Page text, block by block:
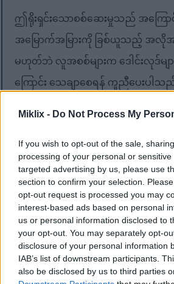
Miklix - Do Not Process My
If you wish to opt-out of the sale,
processing of your personal or
targeted advertising by us, please use
section to confirm your selection.
opt-out request is processed you may
interest-based ads based on personal
us or personal information disclosed to
your opt-out. You may separately opt-
disclosure of your personal information
IAB’s list of downstream participants.
also be disclosed by us to third parties
ဤရိုးရှင်းသောစစ်ဆေးမှုသည် အကြော
အမြောက်အမြားကို ခြစ်ယူသည့် အလိုအ
မဟုတ်ဘဲ လူအစစ်များက ဒေါင်းလုဒ်မျ
ကြောင်း သေချာစေရန် ကူညီပေးပါသ
ပြီးမြောက်ရန် ခဏလေးသာ ကြာသော်
ခြားနားချက်ကို ဖြစ်စေပါသည်။ သင်
ဖြစ်ကြောင်း အတည်ပြုခြင်းဖြင့် သ
လုပ်ဆောင်ရန် ကူညီပေးနေပါသည်-
ဒေါင်းလုဒ်များကို မြန်ဆန်ပြီး
ရုပ်ပုံများနှင့် အရင်းအမြစ်မျာ
ဆိုက်ကို အနှောင့်အယှက်ဖြစ်စေနို
ပြုမှုကို ကာကွယ်ပါ